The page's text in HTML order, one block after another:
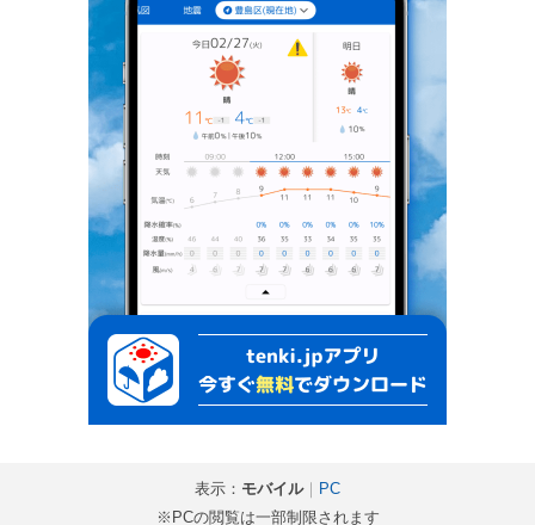
表示： モバイル｜
PC
※PCの閲覧は一部制限されます